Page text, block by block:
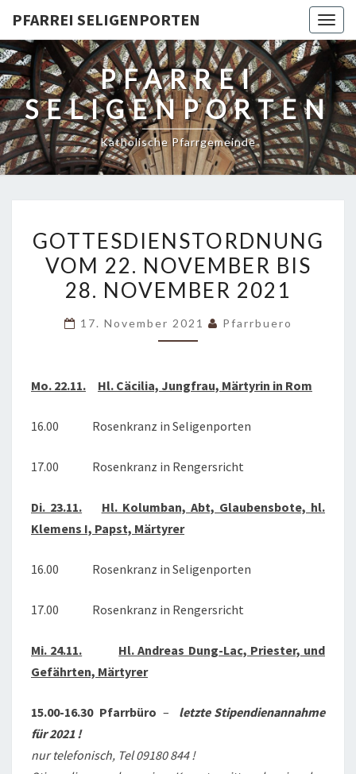
PFARREI SELIGENPORTEN
PFARREI
SELIGENPORTEN
Katholische Pfarrgemeinde
VOM
22.
NOVEMBER
28.
GOTTESDIENSTORDNUNG
VOM 22. NOVEMBER BIS
28. NOVEMBER 2021
17. November 2021 Pfarrbuero
Mo. 22.11. Hl. Cäcilia, Jungfrau, Märtyrin in Rom
16.00 Rosenkranz in Seligenporten
17.00 Rosenkranz in Rengersricht
Di. 23.11.
Hl. Kolumban, Abt, Glaubensbote, hl.
Klemens I, Papst, Märtyrer
16.00 Rosenkranz in Seligenporten
17.00 Rosenkranz in Rengersricht
Mi. 24.11.
Hl. Andreas Dung-Lac, Priester, und
Gefährten, Märtyrer
15.00-16.30 Pfarrbüro – letzte Stipendienannahme
für 2021 !
nur telefonisch, Tel 09180 844 !